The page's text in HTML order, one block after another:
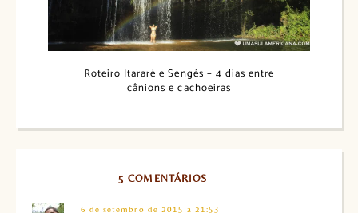
Roteiro Itararé e Sengés – 4 dias entre
cânions e cachoeiras
5 COMENTÁRIOS
6 de setembro de 2015 a 21:53